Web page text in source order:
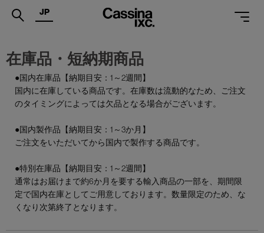
.
SERVICES
MAGAZINE
SUPPORT
SHOPS
CATALOGUES
JP
在庫品・短納期商品
●国内在庫品【納期目安：1～2週間】
国内に在庫している商品です。在庫数は流動的なため、ご注文
のタイミングによっては欠品となる場合がございます。
●国内製作品【納期目安：1～3か月】
ご注文をいただいてから国内で製作する商品です。
●特別在庫品【納期目安：1～2週間】
通常はお届けまで約6か月を要する輸入商品の一部を、期間限
定で国内在庫としてご用意しております。数量限定のため、な
くなり次第終了となります。